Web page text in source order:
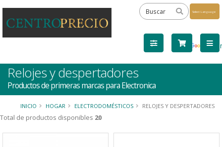
by
Relojes y despertadores
Productos de primeras marcas para Electronica
INICIO HOGAR ELECTRODOMÉSTICOS RELOJES Y DESPERTADORES
Total de productos disponibles 20